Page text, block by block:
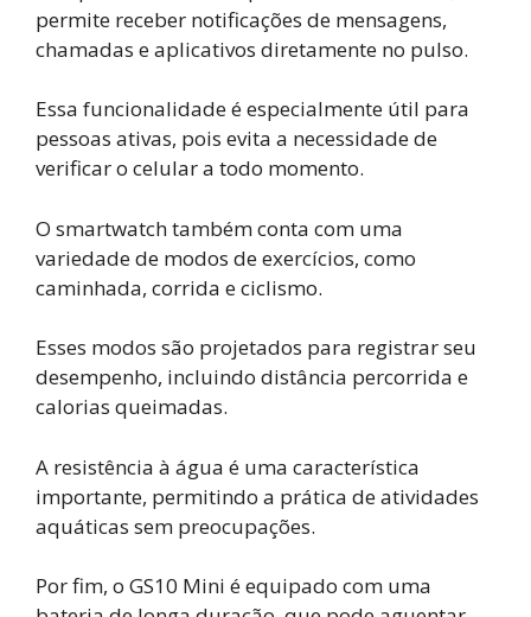
permite receber notificações de mensagens,
chamadas e aplicativos diretamente no pulso.
Essa funcionalidade é especialmente útil para
pessoas ativas, pois evita a necessidade de
verificar o celular a todo momento.
O smartwatch também conta com uma
variedade de modos de exercícios, como
caminhada, corrida e ciclismo.
Esses modos são projetados para registrar seu
desempenho, incluindo distância percorrida e
calorias queimadas.
A resistência à água é uma característica
importante, permitindo a prática de atividades
aquáticas sem preocupações.
Por fim, o GS10 Mini é equipado com uma